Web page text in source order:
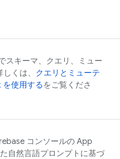
スキーマ、クエリ、ミュー
くは、 クエリとミューテ
を使用する をご覧くださ
コンソールの App
自然言語プロンプトに基づ